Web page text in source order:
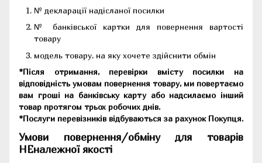
№ декларації надісланої посилки
№ банківської картки для повернення вартості
товару
модель товару, на яку хочете здійснити обмін
*Після отримання, перевірки вмісту посилки на
відповідність умовам повернення товару, ми повертаємо
вам гроші на банківську карту або надсилаємо інший
товар протягом трьох робочих днів.
*Послуги перевізників відбуваються за рахунок Покупця.
Умови повернення/обміну для товарів
НЕналежної якості